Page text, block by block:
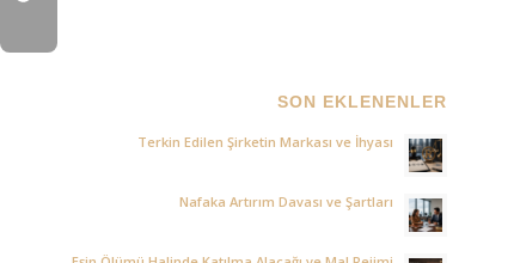
SON EKLENENLER
Terkin Edilen Şirketin Markası ve İhyası
Nafaka Artırım Davası ve Şartları